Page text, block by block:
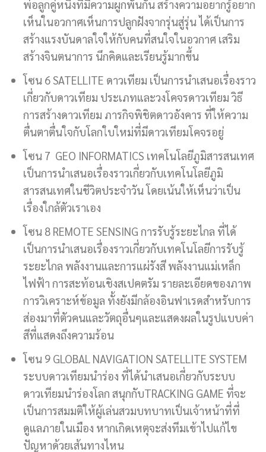
พ่อลูกคู่หนึ่งที่มีความผูกพันกัน สร้างความอยากรู้อยาก
เห็นในอวกาศเห็นการปลูกฝังจากรุ่นสู่รุ่น ได้เป็นการ
สร้างแรงบันดาลใจให้กับคนที่สนใจในอวกาศ เสริม
สร้างจินตนาการ นึกคิดและเรียนรู้มากขึ้น
โซน 6 SATELLITE ดาวเทียม เป็นการนำเสนอเรื่องราว
เกี่ยวกับดาวเทียม ประเภทและวงโคจรดาวเทียม วิธี
การสร้างดาวเทียม ภารกิจพิชิตดาวอังคาร ที่ให้ความ
ตื่นตาตื่นใจกับโลกใบใหม่ที่มีดาวเทียมโคจรอยู่
โซน 7 GEO INFORMATICS เทคโนโลยีภูมิสารสนเทศ
เป็นการนำเสนอเรื่องราวเกี่ยวกับเทคโนโลยีภูมิ
สารสนเทศในชีวิตประจำวัน โดยเน้นให้เห็นว่าเป็น
เรื่องใกล้ตัวเราเอง
โซน 8 REMOTE SENSING การรับรู้ระยะไกล ที่ได้
เป็นการนำเสนอเรื่องราวเกี่ยวกับเทคโนโลยีการรับรู้
ระยะไกล พลังงานและการแผ่รังสี พลังงานแม่เหล็ก
ไฟฟ้า การสะท้อนเชิงสเปคตรัม รายละเอียดของภาพ
การวิเคราะห์ข้อมูล ทั้งยังมีกล้องอินฟาเรดสำหรับการ
ส่องมาที่ตัวคนและวัตถุอื่นๆและแสดงผลในรูปแบบค่า
สีที่แสดงถึงความร้อน
โซน 9 GLOBAL NAVIGATION SATELLITE SYSTEM
ระบบดาวเทียมนำร่อง ที่ได้นำเสนอเกี่ยวกับระบบ
ดาวเทียมนำร่องโลก สนุกกับTRACKING GAME ที่จะ
เป็นการสมมติให้ผู้เล่นสวมบทบาทเป็นเจ้าหน้าที่ที่
ดูแลภายในเมือง หากเกิดเหตุจะส่งทีมเข้าไปแก้ไข
ปัญหาด้วยเส้นทางไหน